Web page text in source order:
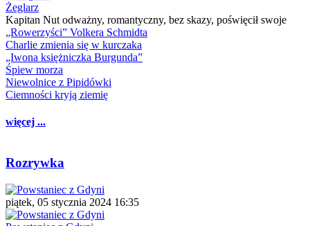
Żeglarz
Kapitan Nut odważny, romantyczny, bez skazy, poświęcił swoje
„Rowerzyści” Volkera Schmidta
Charlie zmienia się w kurczaka
„Iwona księżniczka Burgunda”
Śpiew morza
Niewolnice z Pipidówki
Ciemności kryją ziemię
więcej ...
Rozrywka
piątek, 05 stycznia 2024 16:35